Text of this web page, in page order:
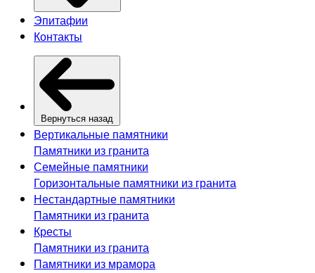
Эпитафии
Контакты
Вернуться назад
Вертикальные памятники
Памятники из гранита
Семейные памятники
Горизонтальные памятники из гранита
Нестандартные памятники
Памятники из гранита
Кресты
Памятники из гранита
Памятники из мрамора